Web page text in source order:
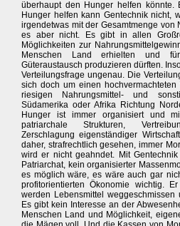
überhaupt den Hunger helfen könnte.
Hunger helfen kann Gentechnik nicht,
irgendetwas mit der Gesamtmenge von
es aber nicht. Es gibt in allen
Möglichkeiten zur
Menschen Land erhielten und
Güteraustausch produzieren dürften.
Verteilungsfrage ungenau. Die
sich doch um einen
riesigen Nahrungsmittel- und
Südamerika oder Afrika Richtung
Hunger ist immer organisiert und
patriarchale Strukturen,
Zerschlagung eigenständiger
daher, strafrechtlich gesehen, immer
wird er nicht geahndet. Mit
Patriarchat, kein organisierter
es möglich wäre, es wäre auch gar
profitorientierten Ökonomie wichtig.
werden Lebensmittel
Es gibt kein Interesse an der
Menschen Land und Möglichkeit,